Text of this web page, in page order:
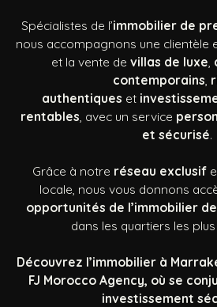
Spécialistes de l’immobilier de
nous accompagnons une clientèle
et la vente de villas de luxe,
contemporains,
authentiques et
rentables, avec un service
et sécurisé.
Grâce à notre réseau exclusif
locale, nous vous donnons
opportunités de l’immobilier
dans les quartiers les
Découvrez l’immobilier à
FJ Morocco Agency, où se
investissement